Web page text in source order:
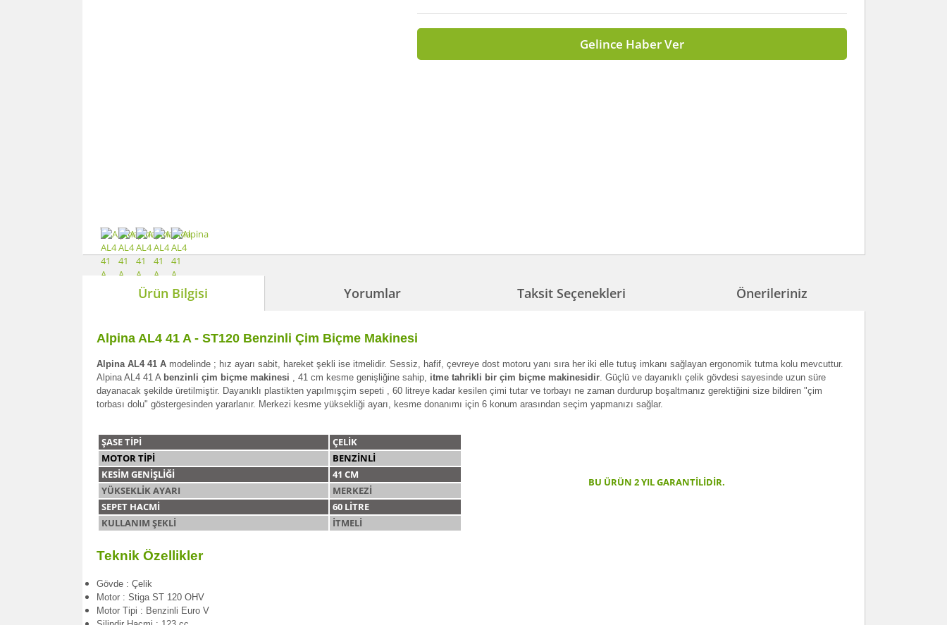
Gelince Haber Ver
Ürün Bilgisi Yorumlar Taksit Seçenekleri Önerileriniz
Alpina AL4 41 A - ST120 Benzinli Çim Biçme Makinesi
Alpina AL4 41 A modelinde ; hız ayarı sabit, hareket şekli ise itmelidir. Sessiz, hafif, çevreye dost motoru yanı sıra her iki elle tutuş imkanı sağlayan ergonomik tutma kolu mevcuttur.
Alpina AL4 41 A benzinli çim biçme makinesi , 41 cm kesme genişliğine sahip, itme tahrikli bir çim biçme makinesidir. Güçlü ve dayanıklı çelik gövdesi sayesinde uzun süre
dayanacak şekilde üretilmiştir. Dayanıklı plastikten yapılmışçim sepeti , 60 litreye kadar kesilen çimi tutar ve torbayı ne zaman durdurup boşaltmanız gerektiğini size bildiren "çim
torbası dolu" göstergesinden yararlanır. Merkezi kesme yüksekliği ayarı, kesme donanımı için 6 konum arasından seçim yapmanızı sağlar.
ŞASE TİPİ
ÇELİK
MOTOR TİPİ
BENZİNLİ
KESİM GENİŞLİĞİ
41 CM
YÜKSEKLİK AYARI
MERKEZİ
SEPET HACMİ
60 LİTRE
KULLANIM ŞEKLİ
İTMELİ
BU ÜRÜN 2 YIL GARANTİLİDİR.
Teknik Özellikler
Gövde : Çelik
Motor : Stiga ST 120 OHV
Motor Tipi : Benzinli Euro V